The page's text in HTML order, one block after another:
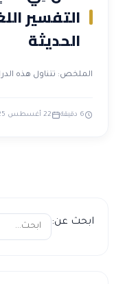
التفسير
الحديثة
الملخص: تتناول هذه
6 دقيقة 22 أغسطس 2025
ابحث عن: